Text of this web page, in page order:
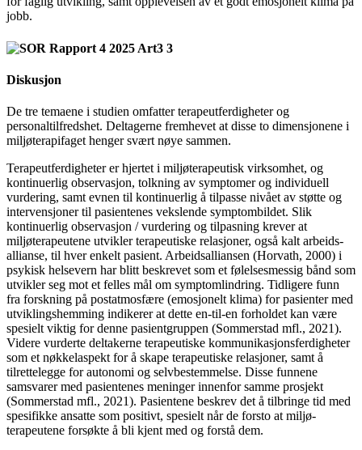
jobb.
Diskusjon
De tre temaene i studien omfatter terapeutferdigheter og
personaltilfredshet. Deltagerne fremhevet at disse to dimensjonene i
miljøterapifaget henger svært nøye sammen.
Terapeutferdigheter er hjertet i miljø­terapeutisk virksomhet, og
kontinuerlig observasjon, tolkning av symptomer og individuell
vurdering, samt evnen til kontinuerlig å tilpasse nivået av støtte og
intervensjoner til pasientenes vekslende symptombildet. Slik
kontinuerlig observasjon / vurdering og tilpasning krever at
miljøterapeutene utvikler terapeutiske relasjoner, også kalt arbeids­
allianse, til hver enkelt pasient. Arbeids­alliansen (Horvath, 2000) i
psykisk helse­vern har blitt beskrevet som et følelsesmessig bånd som
utvikler seg mot et felles mål om symptomlindring. Tidligere funn
fra forskning på postatmosfære (emosjonelt klima) for pasienter med
utviklings­hemming indikerer at dette en-til-en forholdet kan være
spesielt viktig for denne pasientgruppen (Sommerstad mfl., 2021).
Videre vurderte deltakerne terapeutiske kommunikasjonsferdigheter
som et nøkkel­aspekt for å skape terapeutiske relasjoner, samt å
tilrettelegge for autonomi og selvbestemmelse. Disse funnene
samsvarer med pasientenes meninger innenfor samme prosjekt
(Sommerstad mfl., 2021). Pasientene beskrev det å tilbringe tid med
spesifikke ansatte som positivt, spesielt når de forsto at miljø­
terapeutene forsøkte å bli kjent med og forstå dem.